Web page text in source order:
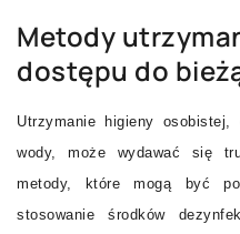
Metody
dostępu do
Utrzymanie higieny
wody, może wydawać się
metody, które mogą być
stosowanie środków